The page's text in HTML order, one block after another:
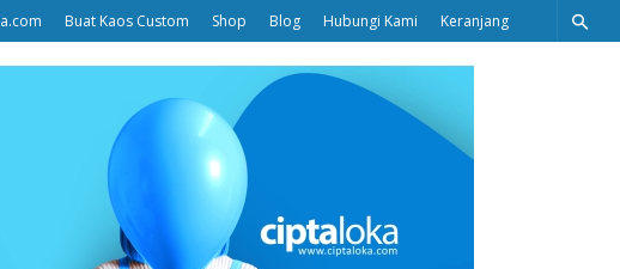
Buat Kaos Custom Shop Blog Hubungi Kami Keranjang